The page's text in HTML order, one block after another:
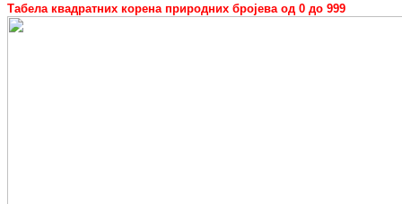
Табела квадратних корена природних бројева од 0 до 999